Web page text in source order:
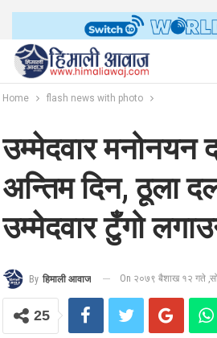
Home flash news with photo
उम्मेदवार मनोनयन
अन्तिम दिन, ठूला
उम्मेदवार टुँगो
By हिमाली आवाज On २०७९ बैशाख १२ गते
25